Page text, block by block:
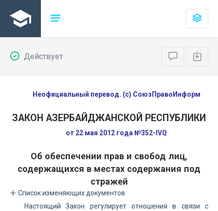
Действует
Неофициальный перевод. (с) СоюзПравоИнформ
ЗАКОН АЗЕРБАЙДЖАНСКОЙ РЕСПУБЛИКИ
от 22 мая 2012 года №352-IVQ
Об обеспечении прав и свобод лиц,
содержащихся в местах содержания под
стражей
Список изменяющих документов
Настоящий Закон регулирует отношения в связи с